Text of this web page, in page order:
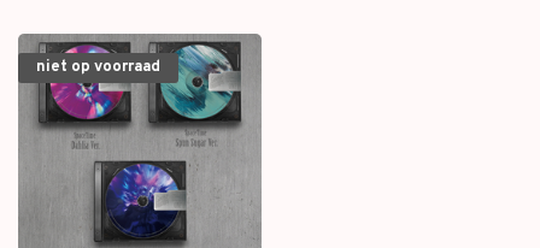
niet op voorraad